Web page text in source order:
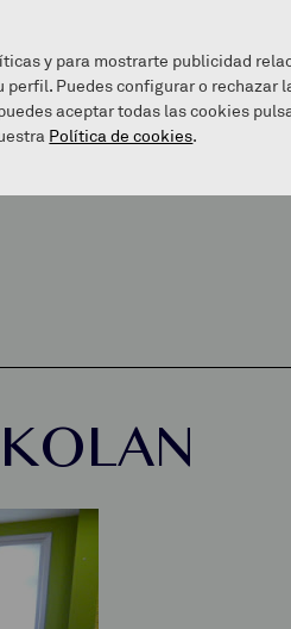
GAITZAZU INFOGUNEA
y para mostrarte publicidad
Puedes configurar o rechazar
aceptar todas las cookies
Política de cookies.